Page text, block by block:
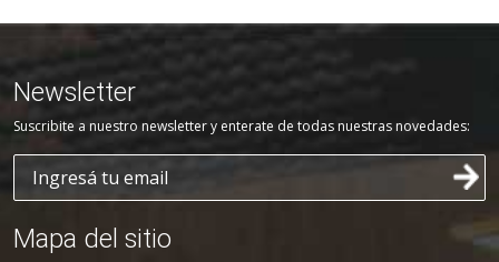
Newsletter
Suscribite a nuestro newsletter y enterate de todas nuestras novedades:
Mapa del sitio